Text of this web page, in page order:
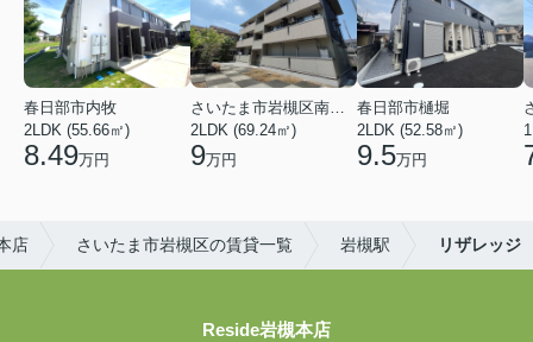
春日部市内牧
2LDK (55.66㎡)
8.49万円
2LDK (69.24㎡)
9万円
春日部市樋堀
2LDK (52.58㎡)
9.5万円
店 さいたま市岩槻区の賃貸一覧 岩槻駅 リザレッジ
Reside岩槻本店